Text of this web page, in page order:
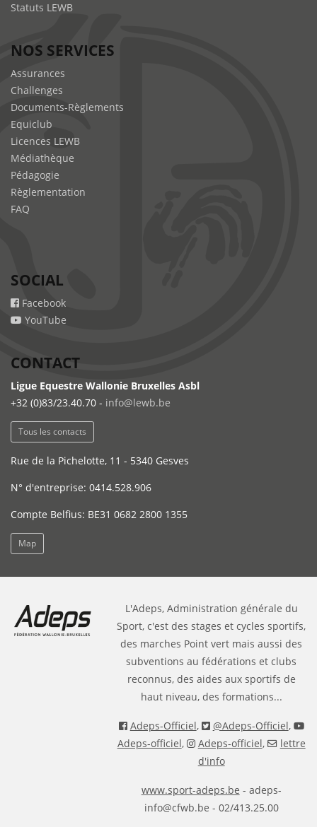
Statuts LEWB
NOS SERVICES
Assurances
Challenges
Documents-Règlements
Equiclub
Licences LEWB
Médiathèque
Pédagogie
Règlementation
FAQ
SOCIAL
Facebook
YouTube
CONTACT
Ligue Equestre Wallonie Bruxelles Asbl
+32 (0)83/23.40.70 - info@lewb.be
Tous les contacts
Rue de la Pichelotte, 11 - 5340 Gesves
N° d'entreprise: 0414.528.906
Compte Belfius: BE31 0682 2800 1355
Map
L'Adeps, Administration générale du
Sport, c'est des stages et cycles sportifs,
des marches Point vert mais aussi des
subventions au fédérations et clubs
reconnus, des aides aux sportifs de
haut niveau, des formations...
Adeps-Officiel, @Adeps-Officiel,
Adeps-officiel, Adeps-officiel,
lettre
d'info
www.sport-adeps.be - adeps-
info@cfwb.be - 02/413.25.00